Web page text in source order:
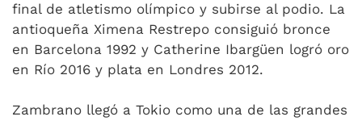
final de atletismo olímpico y subirse al podio. La
antioqueña Ximena Restrepo consiguió bronce
en Barcelona 1992 y Catherine Ibargüen logró oro
en Río 2016 y plata en Londres 2012.
Zambrano llegó a Tokio como una de las grandes